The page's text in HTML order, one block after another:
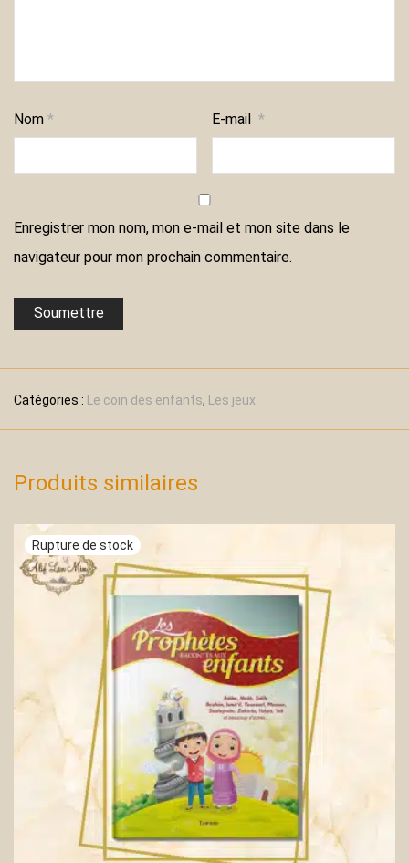
Nom * E-mail*
Enregistrer mon nom, mon e-mail et mon site dans le
navigateur pour mon prochain commentaire.
Catégories : Le coin des enfants, Les jeux
Produits similaires